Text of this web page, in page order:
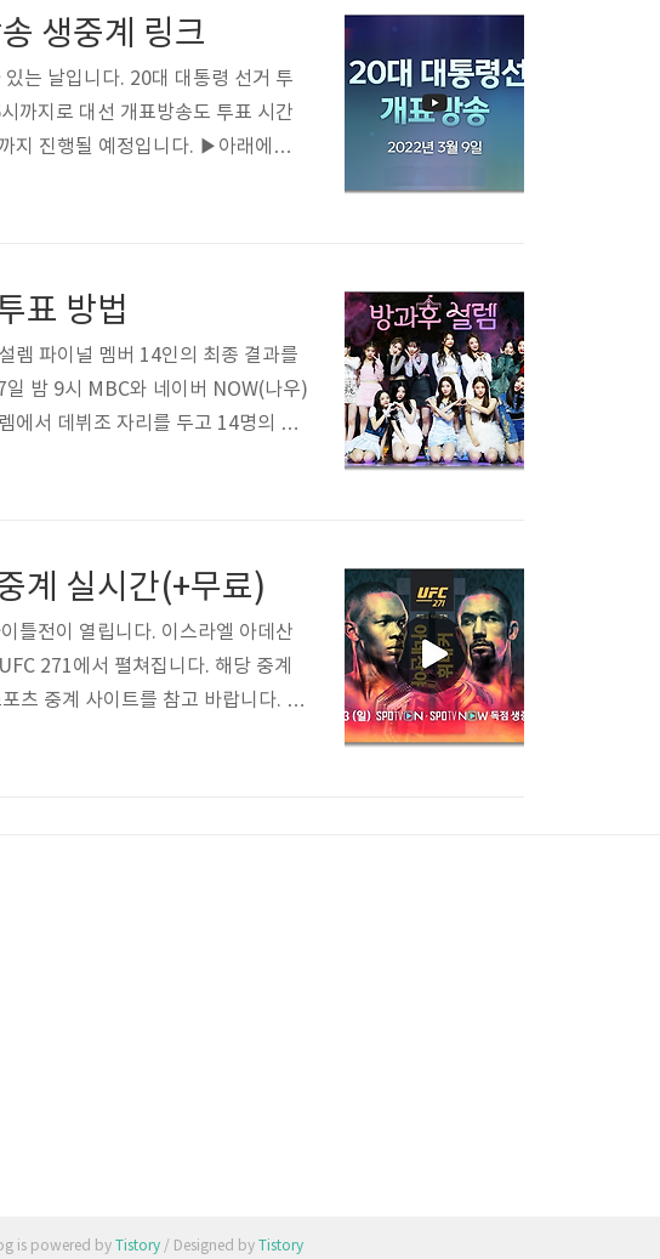
수록 정부 지원금이 더 많이 적용되
권형·예금형 중에서 선택할 수 있습
로소득 혹은 사업소득이 있는 만 19
급여 상한은 없..
생중계 링크
는 날입니다. 20대 대통령 선거 투
까지로 대선 개표방송도 투표 시간
지 진행될 예정입니다. ▶아래에서
황에 대해 안내해드리겠습니다.(실
표 방법
렘 파이널 멤버 14인의 최종 결과를
밤 9시 MBC와 네이버 NOW(나우)
에서 데뷔조 자리를 두고 14명의 결
보다 생방송으로 투표가 진행됩니다.
으로 원하는 참가자 번호 또는 이름
생방송 시청 안내 본방송은 MBC 온
습니다. 아래를 참고하세요. http://
계 실시간(+무료)
틀전이 열립니다. 이스라엘 아데산
271에서 펼쳐집니다. 해당 중계
츠 중계 사이트를 참고 바랍니다. U
2월 13일(일) 오전 11시 아데산야
챔피언스리그, 유로파 리그 등 축
is powered by Tistory/ Designed by Tistory